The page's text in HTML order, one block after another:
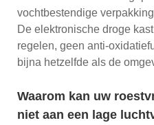
vochtbestendige
De elektronische droge
regelen, geen anti-
bijna hetzelfde als de
Waarom kan uw
niet aan een lage